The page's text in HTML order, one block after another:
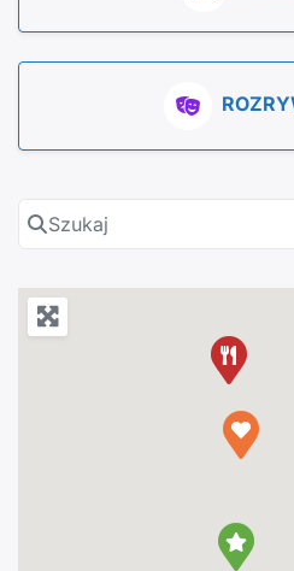
Szukaj